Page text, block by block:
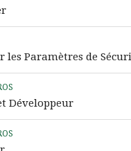
les Paramètres de
Développeur